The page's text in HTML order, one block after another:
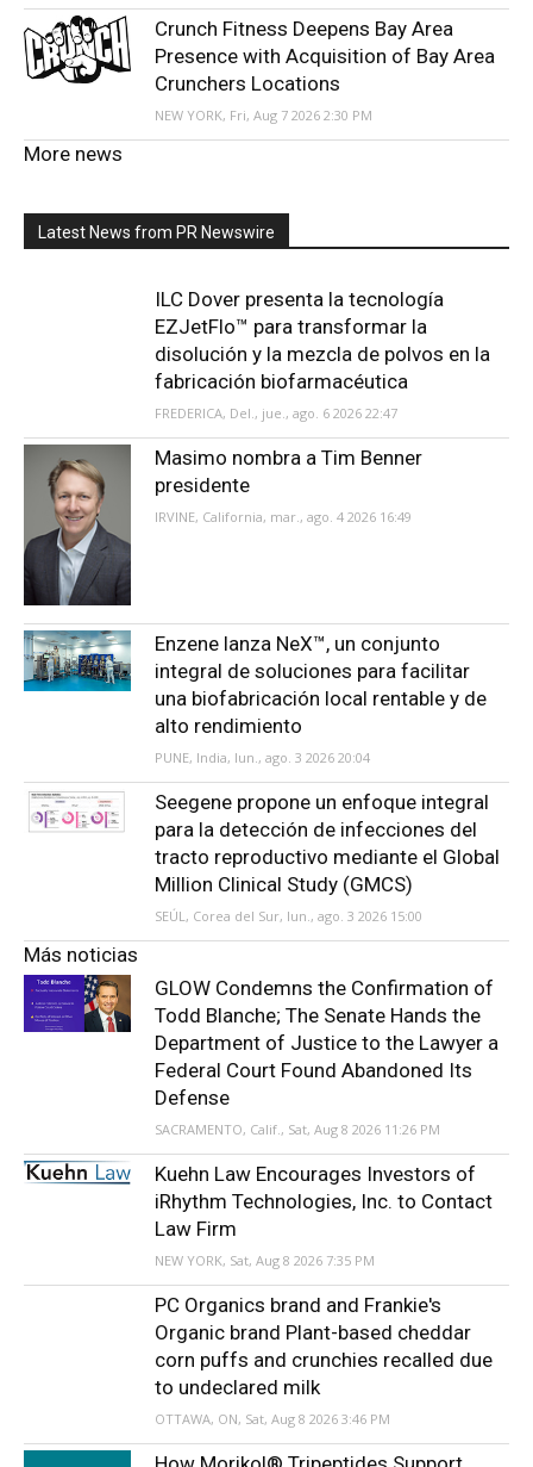
Crunch Fitness Deepens Bay Area
Presence with Acquisition of Bay Area
Crunchers Locations
NEW YORK, Fri, Aug 7 2026 2:30 PM
More news
Latest News from PR Newswire
ILC Dover presenta la tecnología
EZJetFlo™ para transformar la
disolución y la mezcla de polvos en la
fabricación biofarmacéutica
FREDERICA, Del., jue., ago. 6 2026 22:47
Masimo nombra a Tim Benner
presidente
IRVINE, California, mar., ago. 4 2026 16:49
Enzene lanza NeX™, un conjunto
integral de soluciones para facilitar
una biofabricación local rentable y de
alto rendimiento
PUNE, India, lun., ago. 3 2026 20:04
Seegene propone un enfoque integral
para la detección de infecciones del
tracto reproductivo mediante el Global
Million Clinical Study (GMCS)
SEÚL, Corea del Sur, lun., ago. 3 2026 15:00
Más noticias
GLOW Condemns the Confirmation of
Todd Blanche; The Senate Hands the
Department of Justice to the Lawyer a
Federal Court Found Abandoned Its
Defense
SACRAMENTO, Calif., Sat, Aug 8 2026 11:26 PM
Kuehn Law Encourages Investors of
iRhythm Technologies, Inc. to Contact
Law Firm
NEW YORK, Sat, Aug 8 2026 7:35 PM
PC Organics brand and Frankie's
Organic brand Plant-based cheddar
corn puffs and crunchies recalled due
to undeclared milk
OTTAWA, ON, Sat, Aug 8 2026 3:46 PM